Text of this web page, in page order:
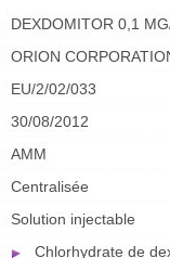
DEXDOMITOR 0,1
ORION
EU/2/02/033
30/08/2012
AMM
Centralisée
Solution injectable
Chlorhydrate de